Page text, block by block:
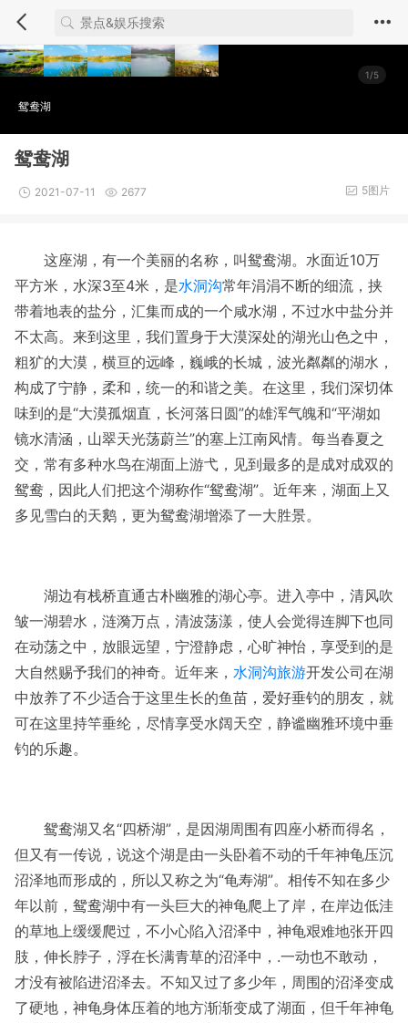
1/5
鸳鸯湖
鸳鸯湖
2021-07-11 2677 5图片
这座湖，有一个美丽的名称，叫鸳鸯湖。水面近10万
平方米，水深3至4米，是水洞沟常年涓涓不断的细流，挟
带着地表的盐分，汇集而成的一个咸水湖，不过水中盐分并
不太高。来到这里，我们置身于大漠深处的湖光山色之中，
粗犷的大漠，横亘的远峰，巍峨的长城，波光粼粼的湖水，
构成了宁静，柔和，统一的和谐之美。在这里，我们深切体
味到的是“大漠孤烟直，长河落日圆”的雄浑气魄和“平湖如
镜水清涵，山翠天光荡蔚兰”的塞上江南风情。每当春夏之
交，常有多种水鸟在湖面上游弋，见到最多的是成对成双的
鸳鸯，因此人们把这个湖称作“鸳鸯湖”。近年来，湖面上又
多见雪白的天鹅，更为鸳鸯湖增添了一大胜景。
湖边有栈桥直通古朴幽雅的湖心亭。进入亭中，清风吹
皱一湖碧水，涟漪万点，清波荡漾，使人会觉得连脚下也同
在动荡之中，放眼远望，宁澄静虑，心旷神怡，享受到的是
大自然赐予我们的神奇。近年来， 水洞沟旅游开发公司在湖
中放养了不少适合于这里生长的鱼苗，爱好垂钓的朋友，就
可在这里持竿垂纶，尽情享受水阔天空，静谧幽雅环境中垂
钓的乐趣。
鸳鸯湖又名“四桥湖”，是因湖周围有四座小桥而得名，
但又有一传说，说这个湖是由一头卧着不动的千年神龟压沉
沼泽地而形成的，所以又称之为“龟寿湖”。相传不知在多少
年以前，鸳鸯湖中有一头巨大的神龟爬上了岸，在岸边低洼
的草地上缓缓爬过，不小心陷入沼泽中，神龟艰难地张开四
肢，伸长脖子，浮在长满青草的沼泽中，.一动也不敢动，
才没有被陷进沼泽去。不知又过了多少年，周围的沼泽变成
了硬地，神龟身体压着的地方渐渐变成了湖面，但千年神龟